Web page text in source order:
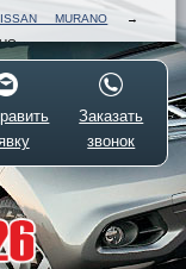
MURANO →
Заказать
звонок